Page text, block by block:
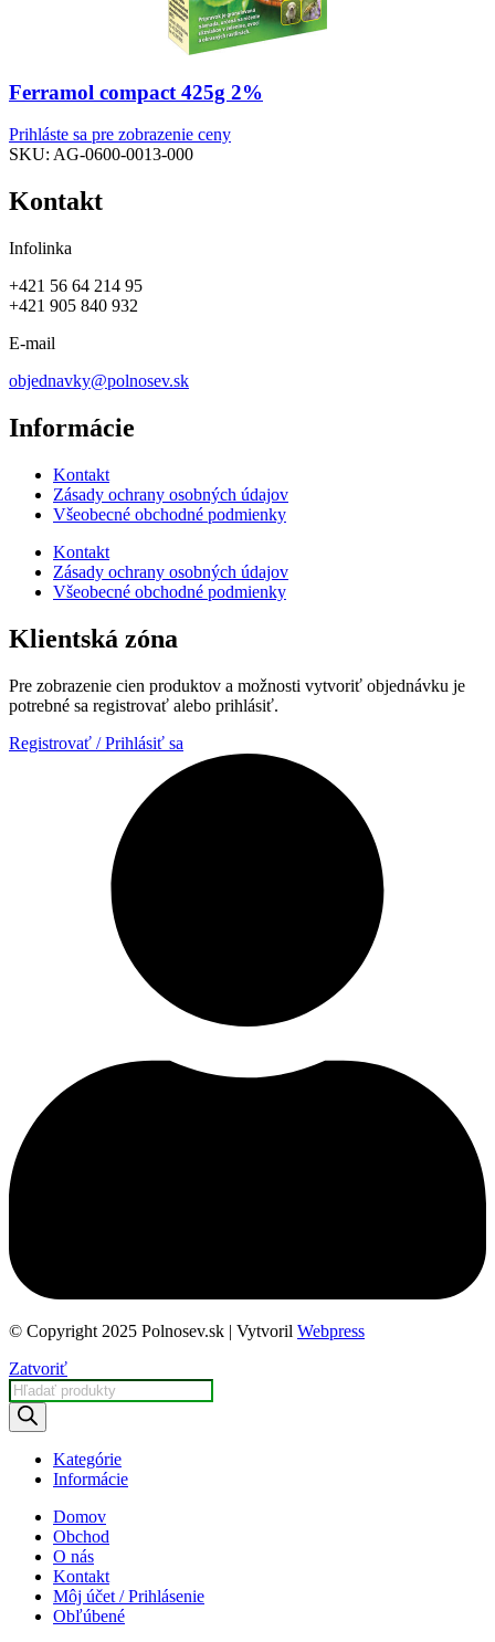
Ferramol compact 425g 2%
Prihláste sa pre zobrazenie ceny
SKU: AG-0600-0013-000
Kontakt
Infolinka
+421 56 64 214 95
+421 905 840 932
E-mail
objednavky@polnosev.sk
Informácie
Kontakt
Zásady ochrany osobných údajov
Všeobecné obchodné podmienky
Kontakt
Zásady ochrany osobných údajov
Všeobecné obchodné podmienky
Klientská zóna
Pre zobrazenie cien produktov a možnosti vytvoriť objednávku je
potrebné sa registrovať alebo prihlásiť.
Registrovať / Prihlásiť sa
© Copyright 2025 Polnosev.sk | Vytvoril Webpress
Zatvoriť
Products
search
Kategórie
Informácie
Domov
Obchod
O nás
Kontakt
Môj účet / Prihlásenie
Obľúbené